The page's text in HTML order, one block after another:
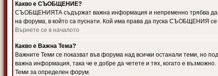
Какво е СЪОБЩЕНИЕ?
СЪОБЩЕНИЯТА съдържат важна информация и непременно трябва да
на форума, в който са пуснати. Кой има права да пуска СЪОБЩЕНИЯ се
Върнете се в началото
Какво е Важна Тема?
Важните Теми се показват във форума над всички останали теми,
важна информация, така че е добре да четете и тях, когато е
Теми за определен форум.